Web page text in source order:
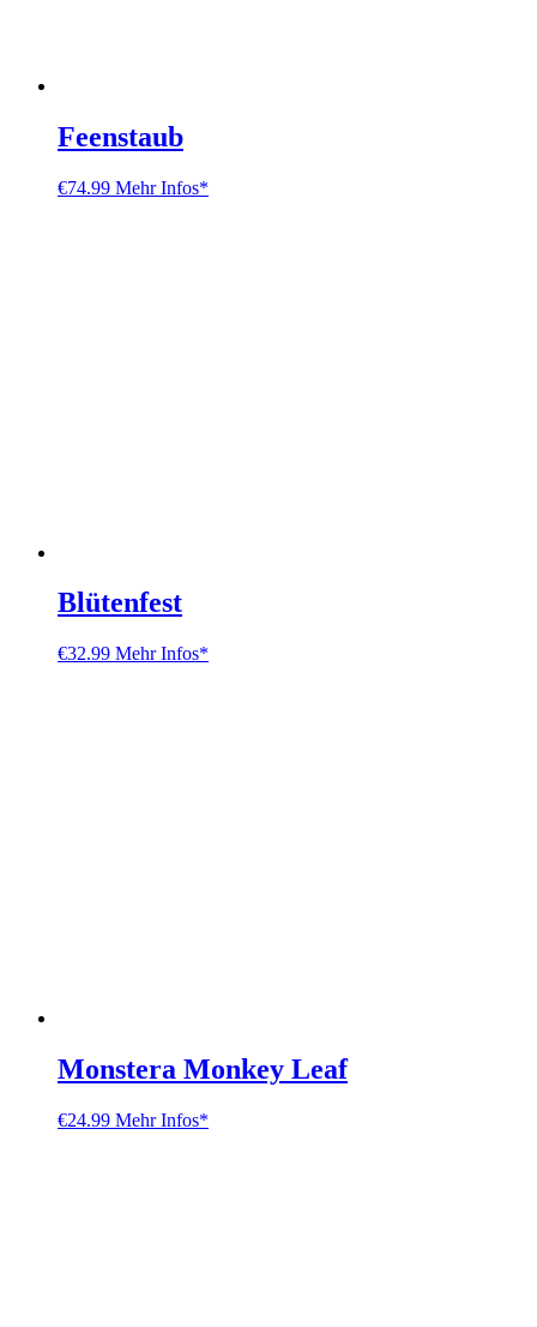
Feenstaub
€74.99 Mehr Infos*
Blütenfest
€32.99 Mehr Infos*
Monstera Monkey Leaf
€24.99 Mehr Infos*